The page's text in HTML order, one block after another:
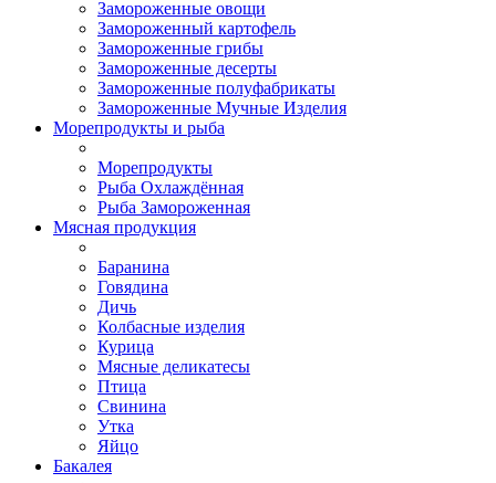
Замороженные овощи
Замороженный картофель
Замороженные грибы
Замороженные десерты
Замороженные полуфабрикаты
Замороженные Мучные Изделия
Морепродукты и рыба
Морепродукты
Рыба Охлаждённая
Рыба Замороженная
Мясная продукция
Баранина
Говядина
Дичь
Колбасные изделия
Курица
Мясные деликатесы
Птица
Свинина
Утка
Яйцо
Бакалея